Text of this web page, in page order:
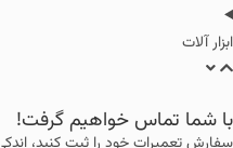
ابزار آلات
با شما تماس خواهیم گرفت!